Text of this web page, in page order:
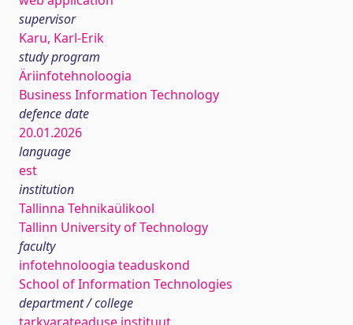
supervisor
Karu, Karl-Erik
study program
Äriinfotehnoloogia
Business Information Technology
defence date
20.01.2026
language
est
institution
Tallinna Tehnikaülikool
Tallinn University of Technology
faculty
infotehnoloogia teaduskond
School of Information Technologies
department / college